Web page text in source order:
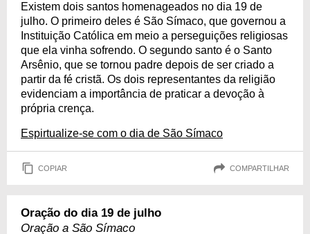
Existem dois santos homenageados no dia 19 de
julho. O primeiro deles é São Símaco, que governou a
Instituição Católica em meio a perseguições religiosas
que ela vinha sofrendo. O segundo santo é o Santo
Arsênio, que se tornou padre depois de ser criado a
partir da fé cristã. Os dois representantes da religião
evidenciam a importância de praticar a devoção à
própria crença.
Espirtualize-se com o dia de São Símaco
COPIAR COMPARTILHAR
Oração do dia 19 de julho
Oração a São Símaco